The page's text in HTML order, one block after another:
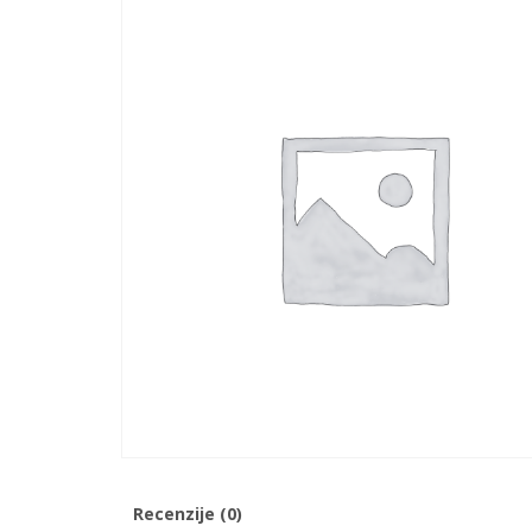
Recenzije (0)